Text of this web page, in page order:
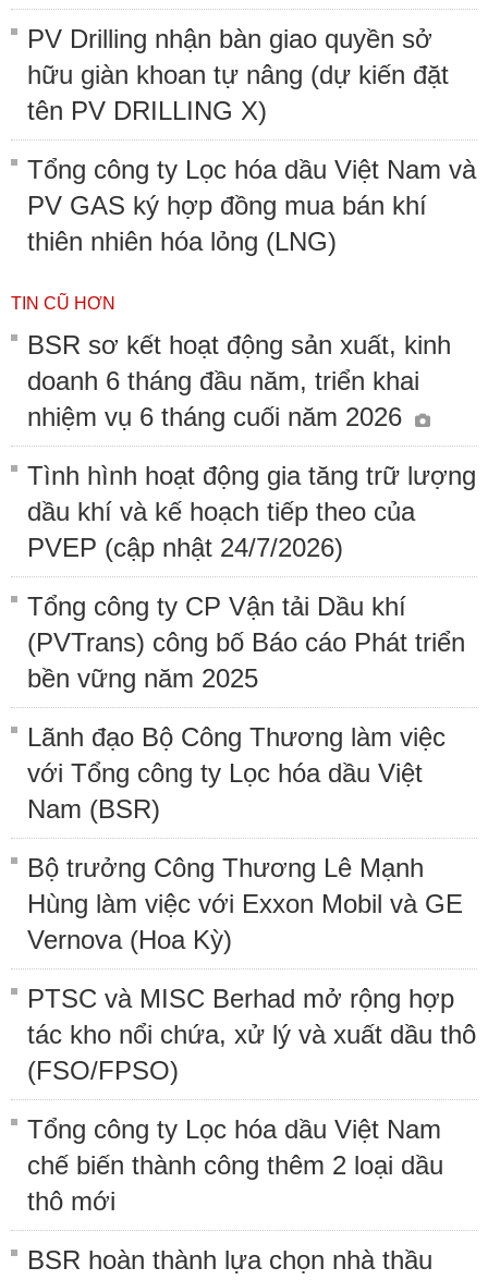
PV Drilling nhận bàn giao quyền sở
hữu giàn khoan tự nâng (dự kiến đặt
tên PV DRILLING X)
Tổng công ty Lọc hóa dầu Việt Nam và
PV GAS ký hợp đồng mua bán khí
thiên nhiên hóa lỏng (LNG)
TIN CŨ HƠN
BSR sơ kết hoạt động sản xuất, kinh
doanh 6 tháng đầu năm, triển khai
nhiệm vụ 6 tháng cuối năm 2026
Tình hình hoạt động gia tăng trữ lượng
dầu khí và kế hoạch tiếp theo của
PVEP (cập nhật 24/7/2026)
Tổng công ty CP Vận tải Dầu khí
(PVTrans) công bố Báo cáo Phát triển
bền vững năm 2025
Lãnh đạo Bộ Công Thương làm việc
với Tổng công ty Lọc hóa dầu Việt
Nam (BSR)
Bộ trưởng Công Thương Lê Mạnh
Hùng làm việc với Exxon Mobil và GE
Vernova (Hoa Kỳ)
PTSC và MISC Berhad mở rộng hợp
tác kho nổi chứa, xử lý và xuất dầu thô
(FSO/FPSO)
Tổng công ty Lọc hóa dầu Việt Nam
chế biến thành công thêm 2 loại dầu
thô mới
BSR hoàn thành lựa chọn nhà thầu